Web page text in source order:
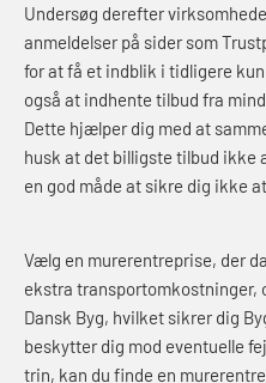
Undersøg derefter
anmeldelser på sider som
for at få et indblik i tidligere
også at indhente tilbud fra
Dette hjælper dig med at
husk at det billigste tilbud ikke
en god måde at sikre dig ikke
Vælg en murerentreprise, der
ekstra transportomkostninger,
Dansk Byg, hvilket sikrer dig
beskytter dig mod eventuelle
trin, kan du finde en